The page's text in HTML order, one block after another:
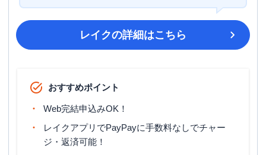
レイクの詳細はこちら
おすすめポイント
Web完結申込みOK！
レイクアプリでPayPayに手数料なしでチャー
ジ・返済可能！